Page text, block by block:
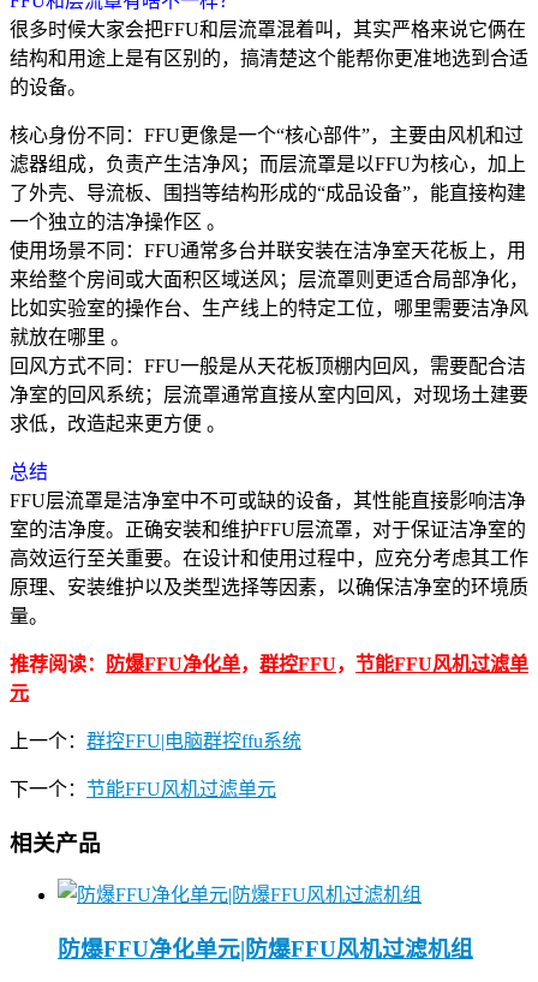
很多时候大家会把FFU和层流罩混着叫，其实严格来说它俩在
结构和用途上是有区别的，搞清楚这个能帮你更准地选到合适
的设备。
核心身份不同‌：FFU更像是一个“核心部件”，主要由风机和过
滤器组成，负责产生洁净风；而层流罩是以FFU为核心，加上
了外壳、导流板、围挡等结构形成的“成品设备”，能直接构建
一个独立的洁净操作区 。
‌使用场景不同‌：FFU通常多台并联安装在洁净室天花板上，用
来给整个房间或大面积区域送风；层流罩则更适合局部净化，
比如实验室的操作台、生产线上的特定工位，哪里需要洁净风
就放在哪里 。
‌回风方式不同‌：FFU一般是从天花板顶棚内回风，需要配合洁
净室的回风系统；层流罩通常直接从室内回风，对现场土建要
求低，改造起来更方便 。‌‌‌
总结
FFU层流罩是洁净室中不可或缺的设备，其性能直接影响洁净
室的洁净度。正确安装和维护FFU层流罩，对于保证洁净室的
高效运行至关重要。在设计和使用过程中，应充分考虑其工作
原理、安装维护以及类型选择等因素，以确保洁净室的环境质
量。
推荐阅读： 防爆FFU净化单， 群控FFU， 节能FFU风机过滤单
元
上一个： 群控FFU|电脑群控ffu系统
下一个： 节能FFU风机过滤单元
相关产品
防爆FFU净化单元|防爆FFU风机过滤机组